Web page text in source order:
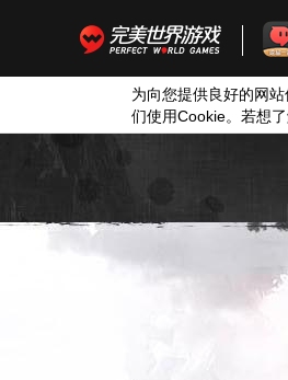
为向您提供良好的网
们使用Cookie。若想